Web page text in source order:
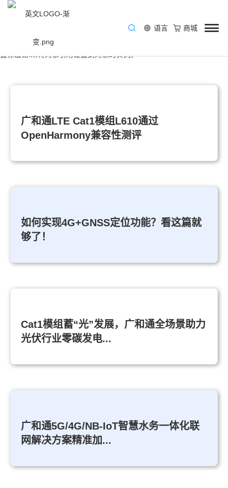
语言
商城
置标出错:未将对象引用设置到对象的实例。
广和通LTE Cat1模组L610通过
OpenHarmony兼容性测评
如何实现4G+GNSS定位功能？看这篇就
够了！
Cat1模组蓄“光”发展，广和通全场景助力
光伏行业零碳发电...
广和通5G/4G/NB-IoT智慧水务一体化联
网解决方案精准加...